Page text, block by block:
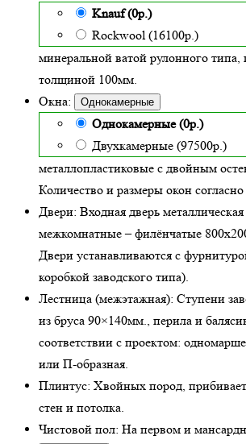
Knauf (0р.)
Rockwool (16100р.)
минеральной ватой рулонного типа,
толщиной 100мм.
Окна:
Однокамерные
Однокамерные (0р.)
Двухкамерные (97500р.)
металлопластиковые с двойным
Количество и размеры окон согласно
Двери: Входная дверь металлическая
межкомнатные – филёнчатые
Двери устанавливаются с
коробкой заводского типа).
Лестница (межэтажная): Ступени
из бруса 90×140мм., перила и
соответствии с проектом:
или П-образная.
Плинтус: Хвойных пород,
стен и потолка.
Чистовой пол: На первом и